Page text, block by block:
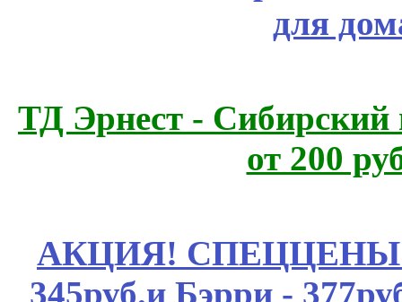
для
ТД Эрнест - Сибирский
от 200
АКЦИЯ! СПЕЦЦЕНЫ
345руб.и Бэрри -